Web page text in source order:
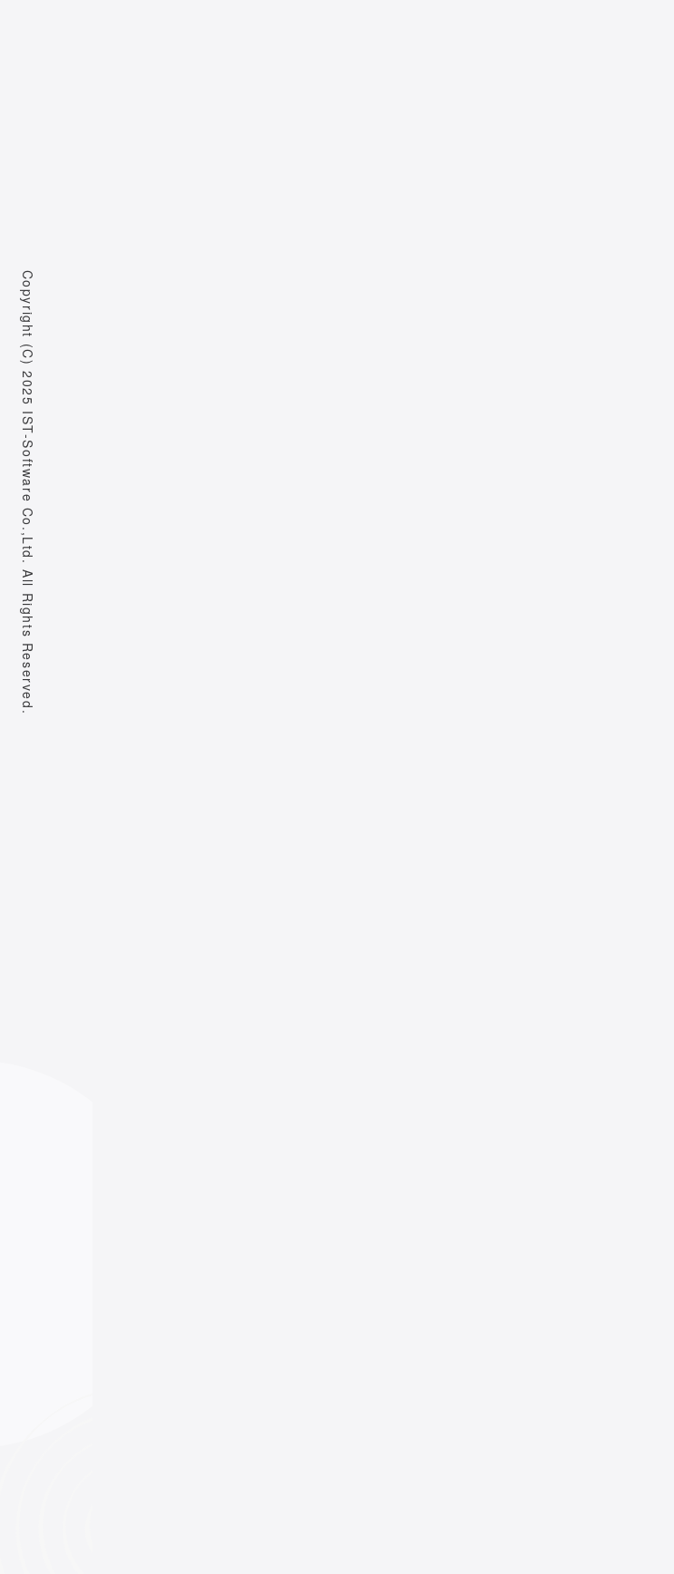
Copyright (C) 2025 IST-Software Co.,Ltd. All Rights Reserved.